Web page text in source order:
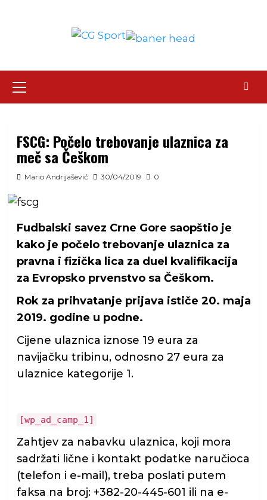
Menu
FSCG: Počelo trebovanje ulaznica za
meč sa Češkom
Mario Andrijašević 30/04/2019 0
Fudbalski savez Crne Gore saopštio je
kako je počelo trebovanje ulaznica za
pravna i fizička lica za duel kvalifikacija
za Evropsko prvenstvo sa Češkom.
Rok za prihvatanje prijava ističe 20. maja
2019. godine u podne.
Cijene ulaznica iznose 19 eura za
navijačku tribinu, odnosno 27 eura za
ulaznice kategorije 1.
[wp_ad_camp_1]
Zahtjev za nabavku ulaznica, koji mora
sadržati lične i kontakt podatke naručioca
(telefon i e-mail), treba poslati putem
faksa na broj: +382-20-445-601 ili na e-